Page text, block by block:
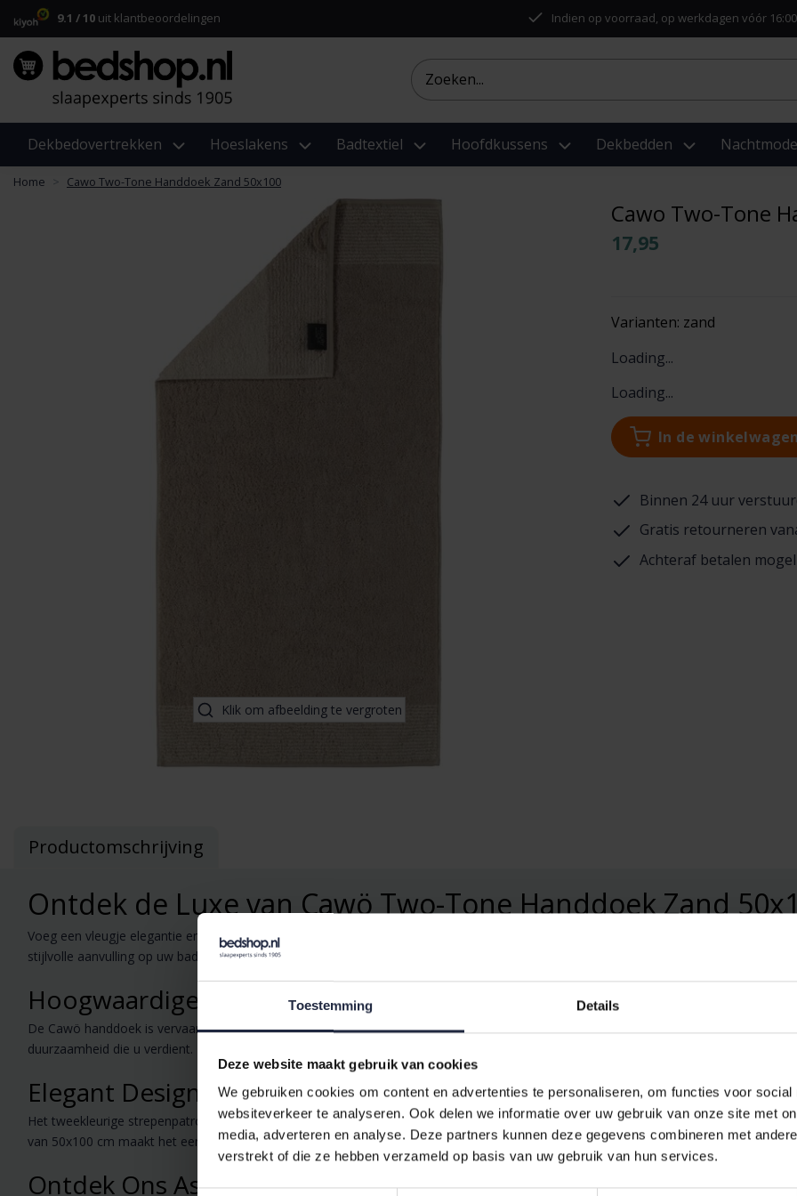
Toestemming Details
Deze website maakt gebruik van cookies
We gebruiken cookies om content en advertenties te personaliseren, om functies voor social
websiteverkeer te analyseren. Ook delen we informatie over uw gebruik van onze site met
media, adverteren en analyse. Deze partners kunnen deze gegevens combineren met
verstrekt of die ze hebben verzameld op basis van uw gebruik van hun services.
9.1 / 10 uit klantbeoordelingen Indien op voorraad, op werkdagen vóór
Dekbedovertrekken Hoeslakens Badtextiel Hoofdkussens Dekbedden Nachtmode
Home Cawo Two-Tone Handdoek Zand 50x100
Klik om afbeelding te vergroten
Cawo Two-Tone
17,95
Varianten: zand
Loading...
Loading...
In de winkelwagen
Binnen 24 uur
Gratis retourneren
Achteraf betalen
Productomschrijving
Ontdek de Luxe van Cawö Two-Tone Handdoek Zand
Voeg een vleugje elegantie en comfort toe aan uw badkamer met de
. Deze prachtige
stijlvolle aanvulling op uw badkamercollectie.
Hoogwaardige Kwaliteit
De Cawö handdoek is vervaardigd uit 100% katoen, waardoor het een uiterst zachte en absorberende keuze is. Perfect voor
duurzaamheid die u verdient. De zachte textuur is vriendelijk voor de huid en de stevige weving garandeert een lange levensduur.
Elegant Design
Het tweekleurige strepenpatroon geeft de handdoek een moderne en toch tijdloze uitstraling. De neutrale zandkleur past
van 50x100 cm maakt het een ideale handdoek voor alle doeleinden - of het nu gaat om het afdrogen van uw handen of gezicht.
Ontdek Ons Assortiment